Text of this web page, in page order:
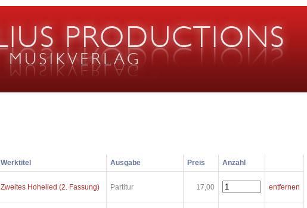
Werktitel Ausgabe Preis Anzahl
Zweites Hohelied (2. Fassung) Partitur 17,00 entfernen